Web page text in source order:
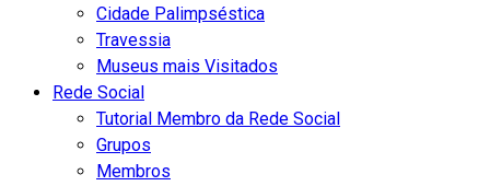
Cidade Palimpséstica
Travessia
Museus mais Visitados
Rede Social
Tutorial Membro da Rede Social
Grupos
Membros